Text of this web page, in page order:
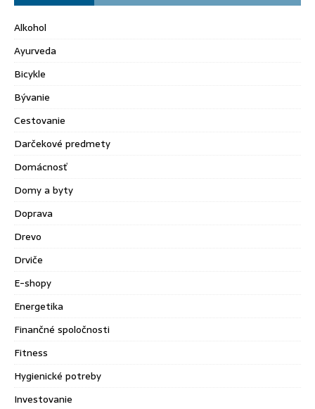
Alkohol
Ayurveda
Bicykle
Bývanie
Cestovanie
Darčekové predmety
Domácnosť
Domy a byty
Doprava
Drevo
Drviče
E-shopy
Energetika
Finančné spoločnosti
Fitness
Hygienické potreby
Investovanie